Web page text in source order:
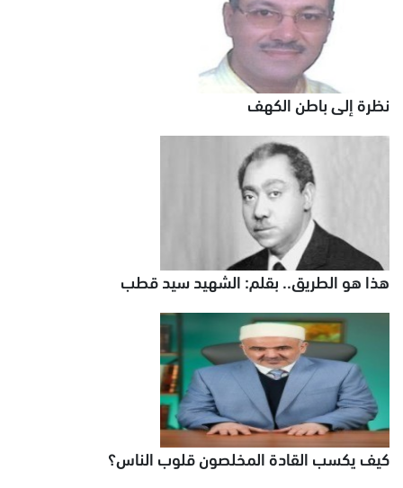
نظرة إلى باطن الكهف
هذا هو الطريق.. بقلم: الشهيد سيد قطب
كيف يكسب القادة المخلصون قلوب الناس؟